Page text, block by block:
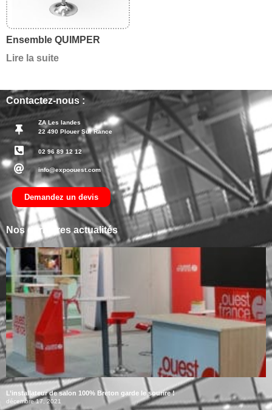
Ensemble QUIMPER
Lire la suite
Contactez-nous :
ZA Les landes
22 490 Plouer Sur Rance
02 96 89 12 12
info@expoouest.com
Demandez un devis
Nos dernières actualités
L’installateur de salon 100% Breton garde le sourire !
décembre 17, 2021